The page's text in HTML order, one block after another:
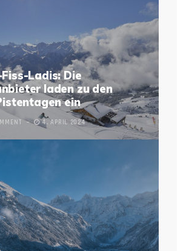
Ladis: Die
laden zu den
ein
4. APRIL 2024